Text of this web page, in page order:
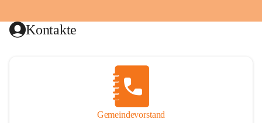
Kontakte
Gemeindevorstand